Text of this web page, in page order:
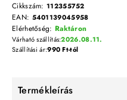
Cikkszám: 112355752
EAN: 5401139045958
Elérhetőség: Raktáron
Várható szállítás:2026.08.11.
Szállítási ár:990 Ft-tól
Termékleírás